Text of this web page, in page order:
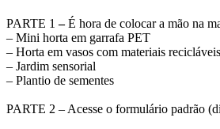
PARTE 1 –É hora de colocar a mão na
– Mini horta em garrafa PET
– Horta em vasos com materiais recicláveis
– Jardim sensorial
– Plantio de sementes
PARTE 2 – Acesse o formulário padrão